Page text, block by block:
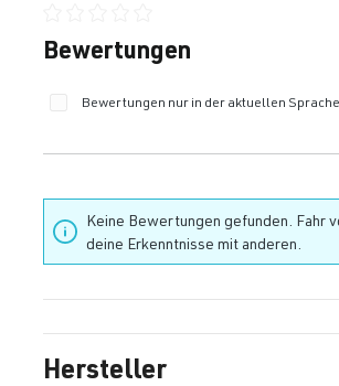
Durchschnittliche Bewertung von 0
Bewertungen
Bewertungen nur in der aktuellen Sprache
Keine Bewertungen gefunden. Fahr
deine Erkenntnisse mit anderen.
Hersteller